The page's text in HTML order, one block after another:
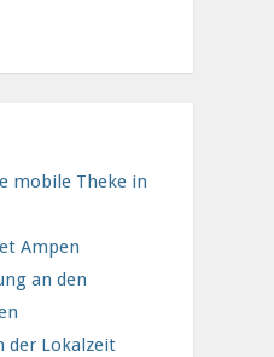
mobile Theke in
Ampen
an den
der Lokalzeit